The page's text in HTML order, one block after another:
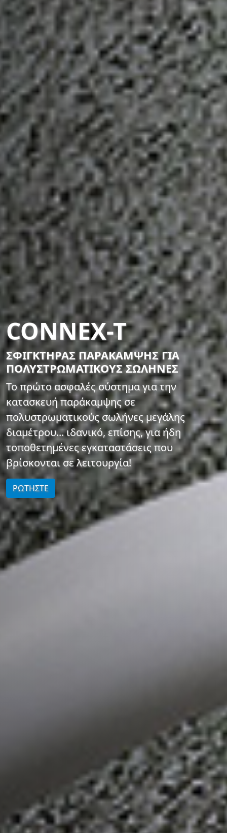
CONNEX-T
ΣΦΙΓΚΤΗΡΑΣ ΠΑΡΑΚΑΜΨΗΣ ΓΙΑ
ΠΟΛΥΣΤΡΩΜΑΤΙΚΟΥΣ ΣΩΛΗΝΕΣ
Το πρώτο ασφαλές σύστημα για την
κατασκευή παράκαμψης σε
πολυστρωματικούς σωλήνες μεγάλης
διαμέτρου... ιδανικό, επίσης, για ήδη
τοποθετημένες εγκαταστάσεις που
βρίσκονται σε λειτουργία!
ΡΩΤΗΣΤΕ